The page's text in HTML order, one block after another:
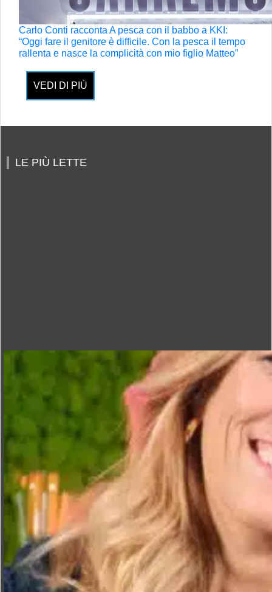
Carlo Conti racconta A pesca con il babbo a KKI:
“Oggi fare il genitore è difficile. Con la pesca il tempo
rallenta e nasce la complicità con mio figlio Matteo”
VEDI DI PIÙ
LE PIÙ LETTE